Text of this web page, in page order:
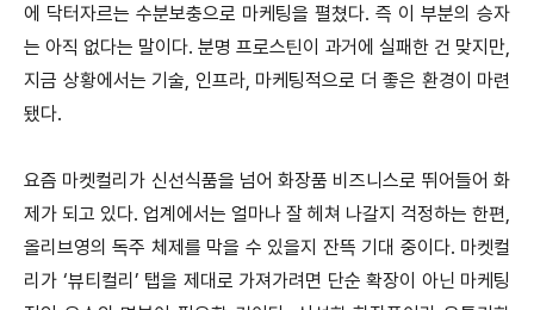
에 닥터자르는 수분보충으로 마케팅을 펼쳤다. 즉 이 부분의 승자
는 아직 없다는 말이다. 분명 프로스틴이 과거에 실패한 건 맞지만,
지금 상황에서는 기술, 인프라, 마케팅적으로 더 좋은 환경이 마련
됐다.
요즘 마켓컬리가 신선식품을 넘어 화장품 비즈니스로 뛰어들어 화
제가 되고 있다. 업계에서는 얼마나 잘 헤쳐 나갈지 걱정하는 한편,
올리브영의 독주 체제를 막을 수 있을지 잔뜩 기대 중이다. 마켓컬
리가 ‘뷰티컬리’ 탭을 제대로 가져가려면 단순 확장이 아닌 마케팅